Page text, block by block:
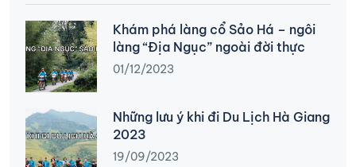
Khám phá làng cổ Sảo Há – ngôi
làng “Địa Ngục” ngoài đời thực
01/12/2023
Những lưu ý khi đi Du Lịch Hà Giang
2023
19/09/2023